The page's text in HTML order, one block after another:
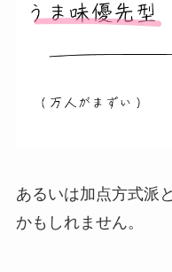
あるいは加点方式派
かもしれません。